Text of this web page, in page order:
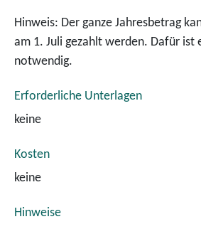
Hinweis: Der ganze Jahresbetrag
am 1. Juli gezahlt werden. Dafür ist
notwendig.
Erforderliche Unterlagen
keine
Kosten
keine
Hinweise